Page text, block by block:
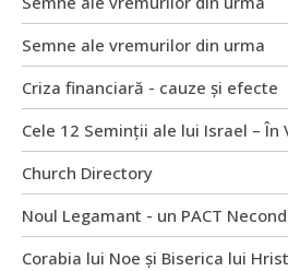
Semne ale vremurilor din urma
Criza financiară - cauze și efecte
Cele 12 Seminții ale lui Israel – În
Church Directory
Noul Legamant - un PACT
Corabia lui Noe și Biserica lui